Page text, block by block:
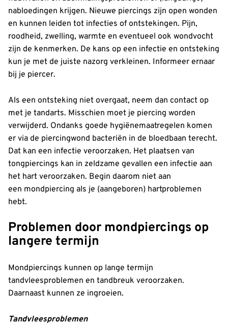
nabloedingen krijgen. Nieuwe piercings zijn open wonden
en kunnen leiden tot infecties of ontstekingen. Pijn,
roodheid, zwelling, warmte en eventueel ook wondvocht
zijn de kenmerken. De kans op een infectie en ontsteking
kun je met de juiste nazorg verkleinen. Informeer ernaar
bij je piercer.
Als een ontsteking niet overgaat, neem dan contact op
met je tandarts. Misschien moet je piercing worden
verwijderd. Ondanks goede hygiënemaatregelen komen
er via de piercingwond bacteriën in de bloedbaan terecht.
Dat kan een infectie veroorzaken. Het plaatsen van
tongpiercings kan in zeldzame gevallen een infectie aan
het hart veroorzaken. Begin daarom niet aan
een mondpiercing als je (aangeboren) hartproblemen
hebt.
Problemen door mondpiercings op
langere termijn
Mondpiercings kunnen op lange termijn
tandvleesproblemen en tandbreuk veroorzaken.
Daarnaast kunnen ze ingroeien.
Tandvleesproblemen